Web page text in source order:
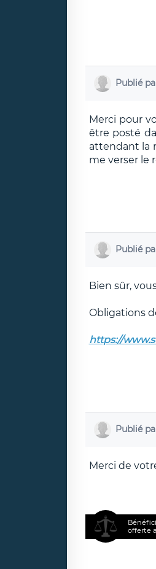
Publié
Merci pour
être posté
attendant la
me verser le
Publié
Bien sûr,
Obligations
https://
Publié
Merci de
offerte